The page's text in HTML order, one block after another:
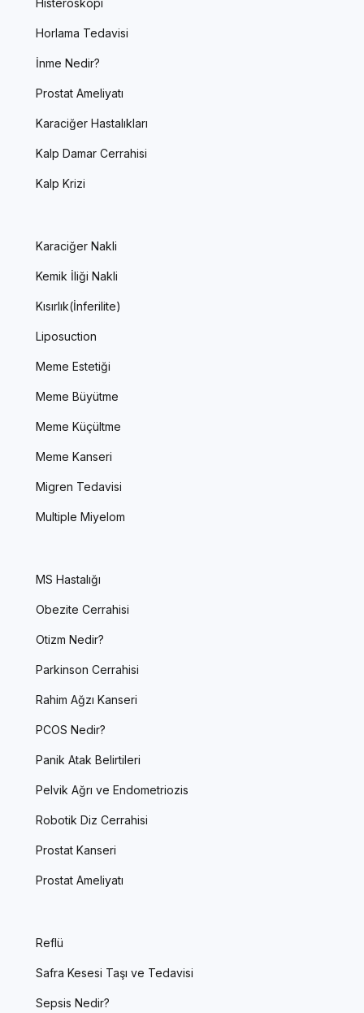
Histeroskopi
Horlama Tedavisi
İnme Nedir?
Prostat Ameliyatı
Karaciğer Hastalıkları
Kalp Damar Cerrahisi
Kalp Krizi
Karaciğer Nakli
Kemik İliği Nakli
Kısırlık(İnferilite)
Liposuction
Meme Estetiği
Meme Büyütme
Meme Küçültme
Meme Kanseri
Migren Tedavisi
Multiple Miyelom
MS Hastalığı
Obezite Cerrahisi
Otizm Nedir?
Parkinson Cerrahisi
Rahim Ağzı Kanseri
PCOS Nedir?
Panik Atak Belirtileri
Pelvik Ağrı ve Endometriozis
Robotik Diz Cerrahisi
Prostat Kanseri
Prostat Ameliyatı
Reflü
Safra Kesesi Taşı ve Tedavisi
Sepsis Nedir?